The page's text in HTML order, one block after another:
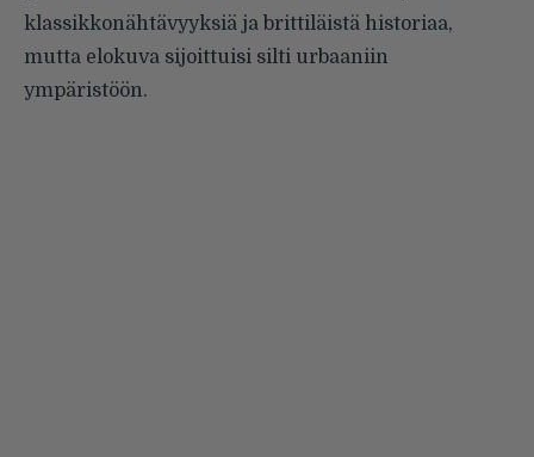
klassikkonähtävyyksiä ja brittiläistä historiaa,
mutta elokuva sijoittuisi silti urbaaniin
ympäristöön.